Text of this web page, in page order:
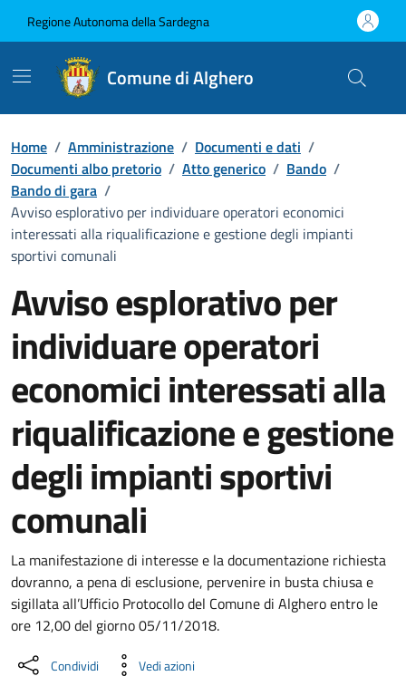
Regione Autonoma della Sardegna
Comune di Alghero
Home / Amministrazione / Documenti e dati /
Documenti albo pretorio / Atto generico / Bando /
Bando di gara /
Avviso esplorativo per individuare operatori economici
interessati alla riqualificazione e gestione degli impianti
sportivi comunali
Avviso esplorativo per
individuare operatori
economici interessati alla
riqualificazione e gestione
degli impianti sportivi
comunali
Dettaglio del documento
La manifestazione di interesse e la documentazione richiesta
dovranno, a pena di esclusione, pervenire in busta chiusa e
sigillata all’Ufficio Protocollo del Comune di Alghero entro le
ore 12,00 del giorno 05/11/2018.
Condividi Vedi azioni